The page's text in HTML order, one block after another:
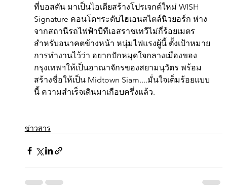
ที่บอสตัน มาเป็นไอเดียสร้างโปรเจกต์ใหม่ WISH
Signature คอนโดฯระดับไฮเอนสไตล์นิวยอร์ก ห่าง
จากสถานีรถไฟฟ้าบีทีเอสราชเทวีไม่กี่ร้อยเมตร
สำหรับอนาคตข้างหน้า หนุ่มไฟแรงผู้นี้ ตั้งเป้าหมาย
การทำงานไว้ว่า อยากปักหมุดใจกลางเมืองของ
กรุงเทพฯให้เป็นอาณาจักรของสยามนุวัตร พร้อม
สร้างชื่อให้เป็น Midtown Siam....มั่นใจเต็มร้อยแบบ
นี้ ความสำเร็จเดินมาเกือบครึ่งแล้ว.
ข่าวสาร